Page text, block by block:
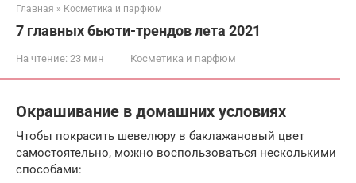
Главная » Косметика и парфюм
7 главных бьюти-трендов лета 2021
На чтение: 23 мин Косметика и парфюм
Окрашивание в домашних условиях
Чтобы покрасить шевелюру в баклажановый цвет
самостоятельно, можно воспользоваться несколькими
способами: